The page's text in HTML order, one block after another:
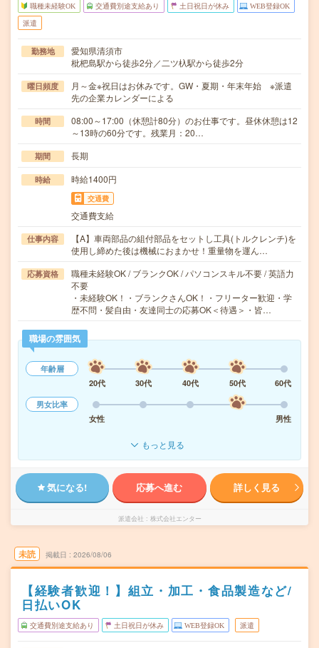
職種未経験OK 交通費別途支給あり 土日祝日が休み WEB登録OK
派遣
勤務地
愛知県清須市
枇杷島駅から徒歩2分／二ツ杁駅から徒歩2分
曜日頻度
月～金※祝日はお休みです。GW・夏期・年末年始 ※派遣
先の企業カレンダーによる
時間
08:00～17:00（休憩計80分）のお仕事です。昼休休憩は12
～13時の60分です。残業月：20…
期間 長期
時給 時給1400円
交通費
交通費支給
仕事内容
【A】車両部品の組付部品をセットし工具(トルクレンチ)を
使用し締めた後は機械におまかせ！重量物を運ん…
応募資格
職種未経験OK / ブランクOK / パソコンスキル不要 / 英語力
不要
・未経験OK！・ブランクさんOK！・フリーター歓迎・学
歴不問・髪自由・友達同士の応募OK＜待遇＞・皆…
職場の雰囲気
年齢層
20代
30代 40代 50代
60代
男女比率
女性
男性
もっと見る
気になる! 応募へ進む 詳しく見る
派遣会社 株式会社エンター
未読 掲載日 2026/08/06
【経験者歓迎！】組立・加工・食品製造など/
日払いOK
交通費別途支給あり 土日祝日が休み WEB登録OK 派遣